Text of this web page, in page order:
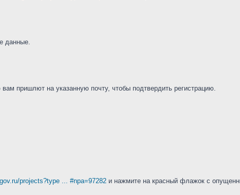
данные.
пришлют на указанную почту, чтобы подтвердить регистрацию.
projects?type ... #npa=97282 и нажмите на красный флажок с